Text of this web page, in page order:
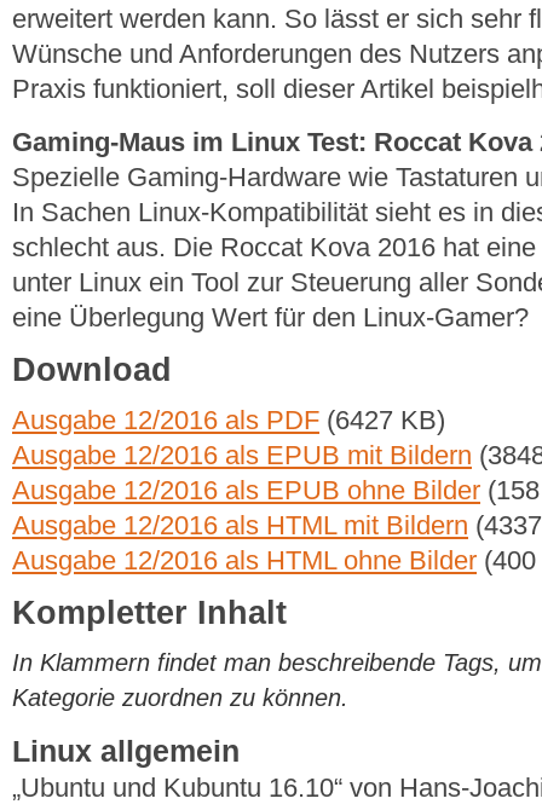
erweitert werden kann. So lässt er sich sehr
Wünsche und Anforderungen des Nutzers
Praxis funktioniert, soll dieser Artikel
Gaming-Maus im Linux Test: Roccat Kova
Spezielle Gaming-Hardware wie Tastaturen
In Sachen Linux-Kompatibilität sieht es in
schlecht aus. Die Roccat Kova 2016 hat
unter Linux ein Tool zur Steuerung aller
eine Überlegung Wert für den Linux-Gamer?
Download
Ausgabe 12/2016 als PDF (6427 KB)
Ausgabe 12/2016 als EPUB mit Bildern
Ausgabe 12/2016 als EPUB ohne Bilder
Ausgabe 12/2016 als HTML mit Bildern
Ausgabe 12/2016 als HTML ohne Bilder
Kompletter Inhalt
In Klammern findet man beschreibende Tags,
Kategorie zuordnen zu können.
Linux allgemein
„Ubuntu und Kubuntu 16.10“ von Hans-